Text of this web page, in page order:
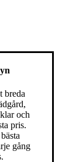
breda
och
pris.
gång